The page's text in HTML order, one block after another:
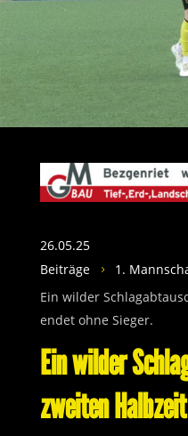
26.05.25
Beiträge
5 1.
Ein wilder
endet ohne Sieger.
Ein wilder
zweiten